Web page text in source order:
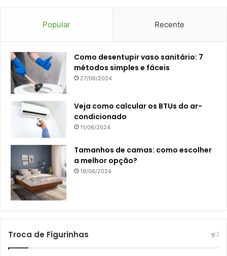
Popular Recente
Como desentupir vaso sanitário: 7
métodos simples e fáceis
27/06/2024
Veja como calcular os BTUs do ar-
condicionado
11/06/2024
Tamanhos de camas: como escolher
a melhor opção?
19/06/2024
Troca de Figurinhas